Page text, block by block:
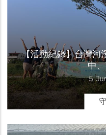
【活動紀錄】台灣河
中
5